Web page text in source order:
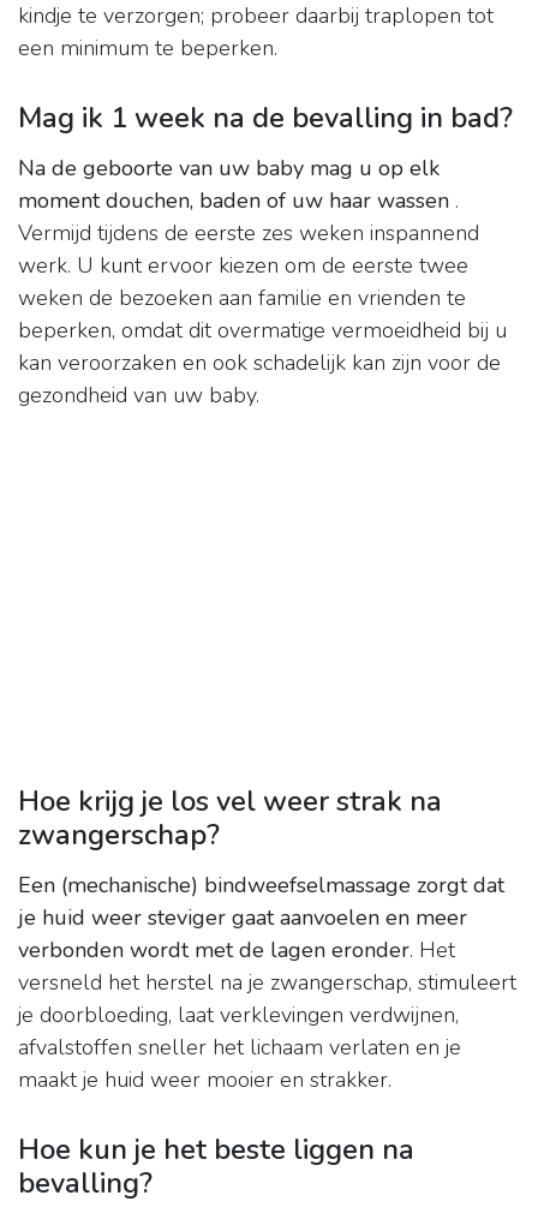
kindje te verzorgen; probeer daarbij traplopen tot
een minimum te beperken.
Mag ik 1 week na de bevalling in bad?
Na de geboorte van uw baby mag u op elk
moment douchen, baden of uw haar wassen .
Vermijd tijdens de eerste zes weken inspannend
werk. U kunt ervoor kiezen om de eerste twee
weken de bezoeken aan familie en vrienden te
beperken, omdat dit overmatige vermoeidheid bij u
kan veroorzaken en ook schadelijk kan zijn voor de
gezondheid van uw baby.
Hoe krijg je los vel weer strak na
zwangerschap?
Een (mechanische) bindweefselmassage zorgt dat
je huid weer steviger gaat aanvoelen en meer
verbonden wordt met de lagen eronder. Het
versneld het herstel na je zwangerschap, stimuleert
je doorbloeding, laat verklevingen verdwijnen,
afvalstoffen sneller het lichaam verlaten en je
maakt je huid weer mooier en strakker.
Hoe kun je het beste liggen na
bevalling?